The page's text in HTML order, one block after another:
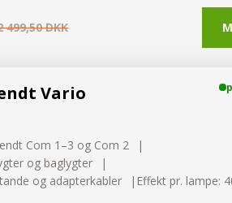
499,50 DKK
Vario
Com 1–3 og Com 2
og baglygter
og adapterkabler
Effekt pr. lampe: